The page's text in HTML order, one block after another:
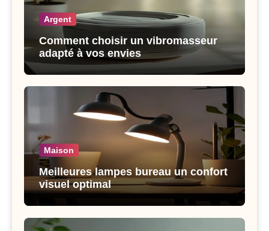
Argent
Comment choisir un vibromasseur
adapté à vos envies
Maison
Meilleures lampes bureau un confort
visuel optimal